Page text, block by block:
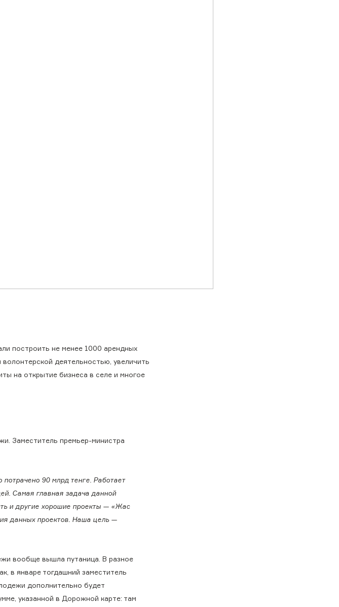
построить не менее 1000 арендных
деятельностью, увеличить
на открытие бизнеса в селе и многое
Заместитель премьер-министра
90 млрд тенге. Работает
Самая главная задача данной
и другие хорошие проекты — «Жас
данных проектов. Наша цель —
вообще вышла путаница. В разное
в январе тогдашний заместитель
дополнительно будет
указанной в Дорожной карте: там